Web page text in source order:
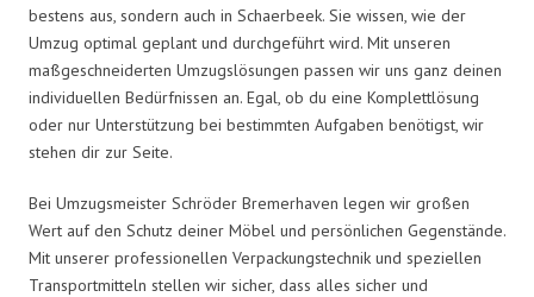
bestens aus, sondern auch in Schaerbeek. Sie wissen, wie der
Umzug optimal geplant und durchgeführt wird. Mit unseren
maßgeschneiderten Umzugslösungen passen wir uns ganz deinen
individuellen Bedürfnissen an. Egal, ob du eine Komplettlösung
oder nur Unterstützung bei bestimmten Aufgaben benötigst, wir
stehen dir zur Seite.
Bei Umzugsmeister Schröder Bremerhaven legen wir großen
Wert auf den Schutz deiner Möbel und persönlichen Gegenstände.
Mit unserer professionellen Verpackungstechnik und speziellen
Transportmitteln stellen wir sicher, dass alles sicher und